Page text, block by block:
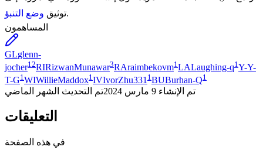
توثيق وضع التنبؤ
.
المساهمون
GLglenn-
jocher12RIRizwanMunawar3RAraimbekovm1 LALaughing-q1 Y-Y-
T-G1WIWillieMaddox1IVIvorZhu331 1BUBurhan-Q1
تم الإنشاء 9 مارس 2024 تم التحديث الشهر الماضي
التعليقات
في هذه الصفحة